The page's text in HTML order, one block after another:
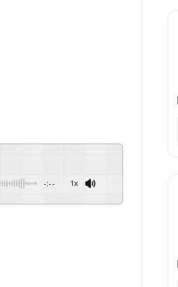
-:-- 1x